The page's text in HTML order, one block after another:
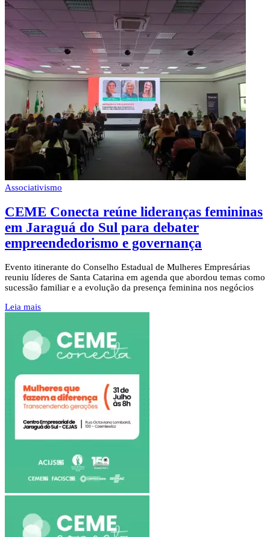
Associativismo
CEME Conecta reúne lideranças femininas
em Jaraguá do Sul para debater
empreendedorismo e governança
Evento itinerante do Conselho Estadual de Mulheres Empresárias
reuniu líderes de Santa Catarina em agenda que abordou temas como
sucessão familiar e a evolução da presença feminina nos negócios
Leia mais